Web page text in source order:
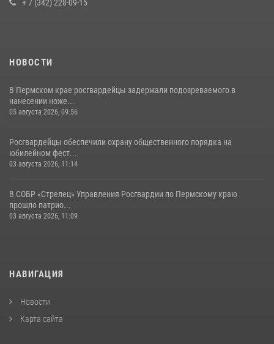
+ 7 (342) 228-09-15
НОВОСТИ
В Пермском крае росгвардейцы задержали подозреваемого в
нанесении ноже...
05 августа 2026, 09:56
Росгвардейцы обеспечили охрану общественного порядка на
юбилейном фест...
03 августа 2026, 11:14
В СОБР «Стрелец» Управления Росгвардии по Пермскому краю
прошло патрио...
03 августа 2026, 11:09
НАВИГАЦИЯ
Новости
Карта сайта